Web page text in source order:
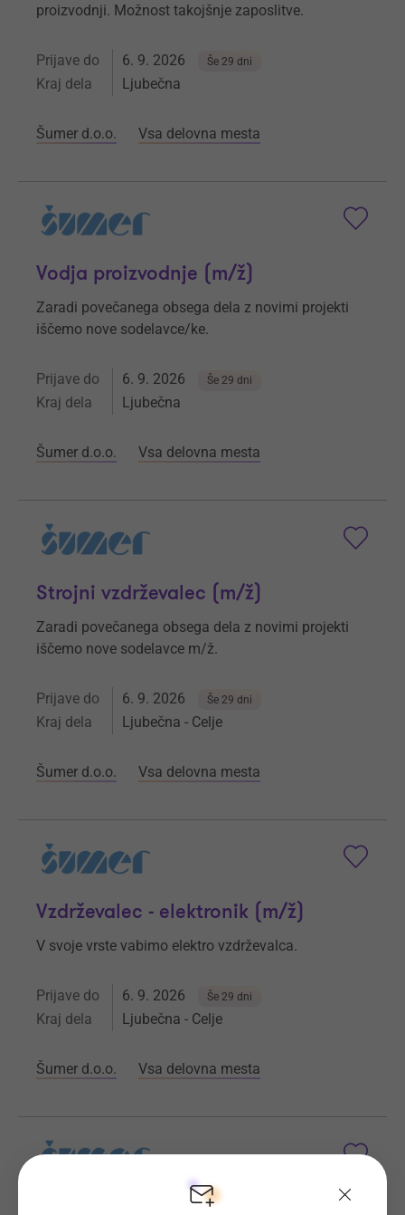
proizvodnji. Možnost takojšnje zaposlitve.
Prijave do 6. 9. 2026 Še 29 dni
Kraj dela Ljubečna
Šumer d.o.o. Vsa delovna mesta
Vodja proizvodnje (m/ž)
Zaradi povečanega obsega dela z novimi projekti
iščemo nove sodelavce/ke.
Prijave do 6. 9. 2026 Še 29 dni
Kraj dela Ljubečna
Šumer d.o.o. Vsa delovna mesta
Strojni vzdrževalec (m/ž)
Zaradi povečanega obsega dela z novimi projekti
iščemo nove sodelavce m/ž.
Prijave do 6. 9. 2026 Še 29 dni
Kraj dela Ljubečna - Celje
Šumer d.o.o. Vsa delovna mesta
Vzdrževalec - elektronik (m/ž)
V svoje vrste vabimo elektro vzdrževalca.
Prijave do 6. 9. 2026 Še 29 dni
Kraj dela Ljubečna - Celje
Šumer d.o.o. Vsa delovna mesta
Operater na žični eroziji (m/ž)